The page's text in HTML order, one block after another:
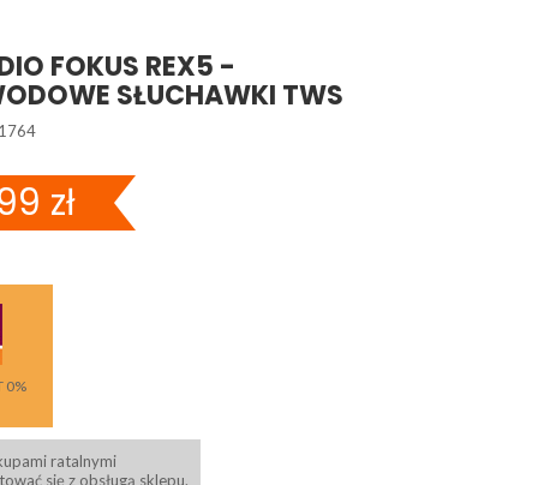
FOKUS REX5 -
SŁUCHAWKI TWS
zł
0%
ratalnymi
się z obsługą sklepu.